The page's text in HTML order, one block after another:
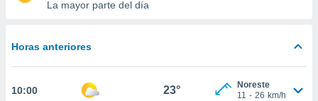
basada
permite
La mayor parte del día
Horas anteriores
10:00 23°
Noreste
11 - 26 km/h